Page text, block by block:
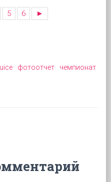
5 6 ►
фотоотчет чемпионат